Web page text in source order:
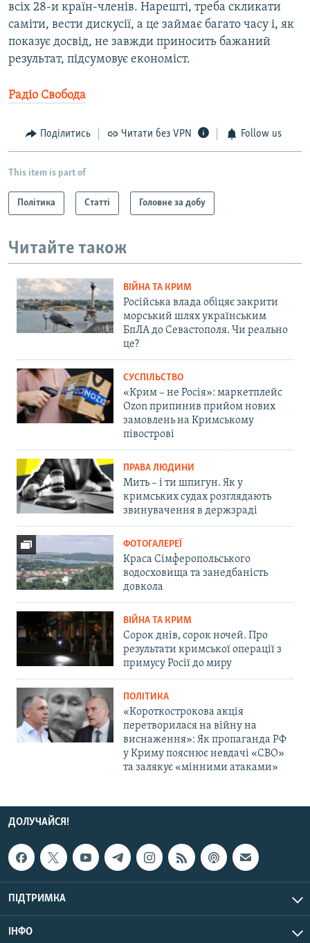
всіх 28-и країн-членів. Нарешті, треба скликати
саміти, вести дискусії, а це займає багато часу і, як
показує досвід, не завжди приносить бажаний
результат, підсумовує економіст.
Радіо Свобода
Поділитись Читати без VPN Follow us
This item is part of
Політика Статті Головне за добу
Читайте також
ВІЙНА ТА КРИМ
Російська влада обіцяє закрити
морський шлях українським
БпЛА до Севастополя. Чи реально
це?
СУСПІЛЬСТВО
«Крим – не Росія»: маркетплейс
Ozon припинив прийом нових
замовлень на Кримському
півострові
ПРАВА ЛЮДИНИ
Мить – і ти шпигун. Як у
кримських судах розглядають
звинувачення в держзраді
ФОТОГАЛЕРЕЇ
Краса Сімферопольського
водосховища та занедбаність
довкола
ВІЙНА ТА КРИМ
Сорок днів, сорок ночей. Про
результати кримської операції з
примусу Росії до миру
ПОЛІТИКА
«Короткострокова акція
перетворилася на війну на
виснаження»: Як пропаганда РФ
у Криму пояснює невдачі «СВО»
та залякує «мінними атаками»
ДОЛУЧАЙСЯ!
ПІДТРИМКА
ІНФО